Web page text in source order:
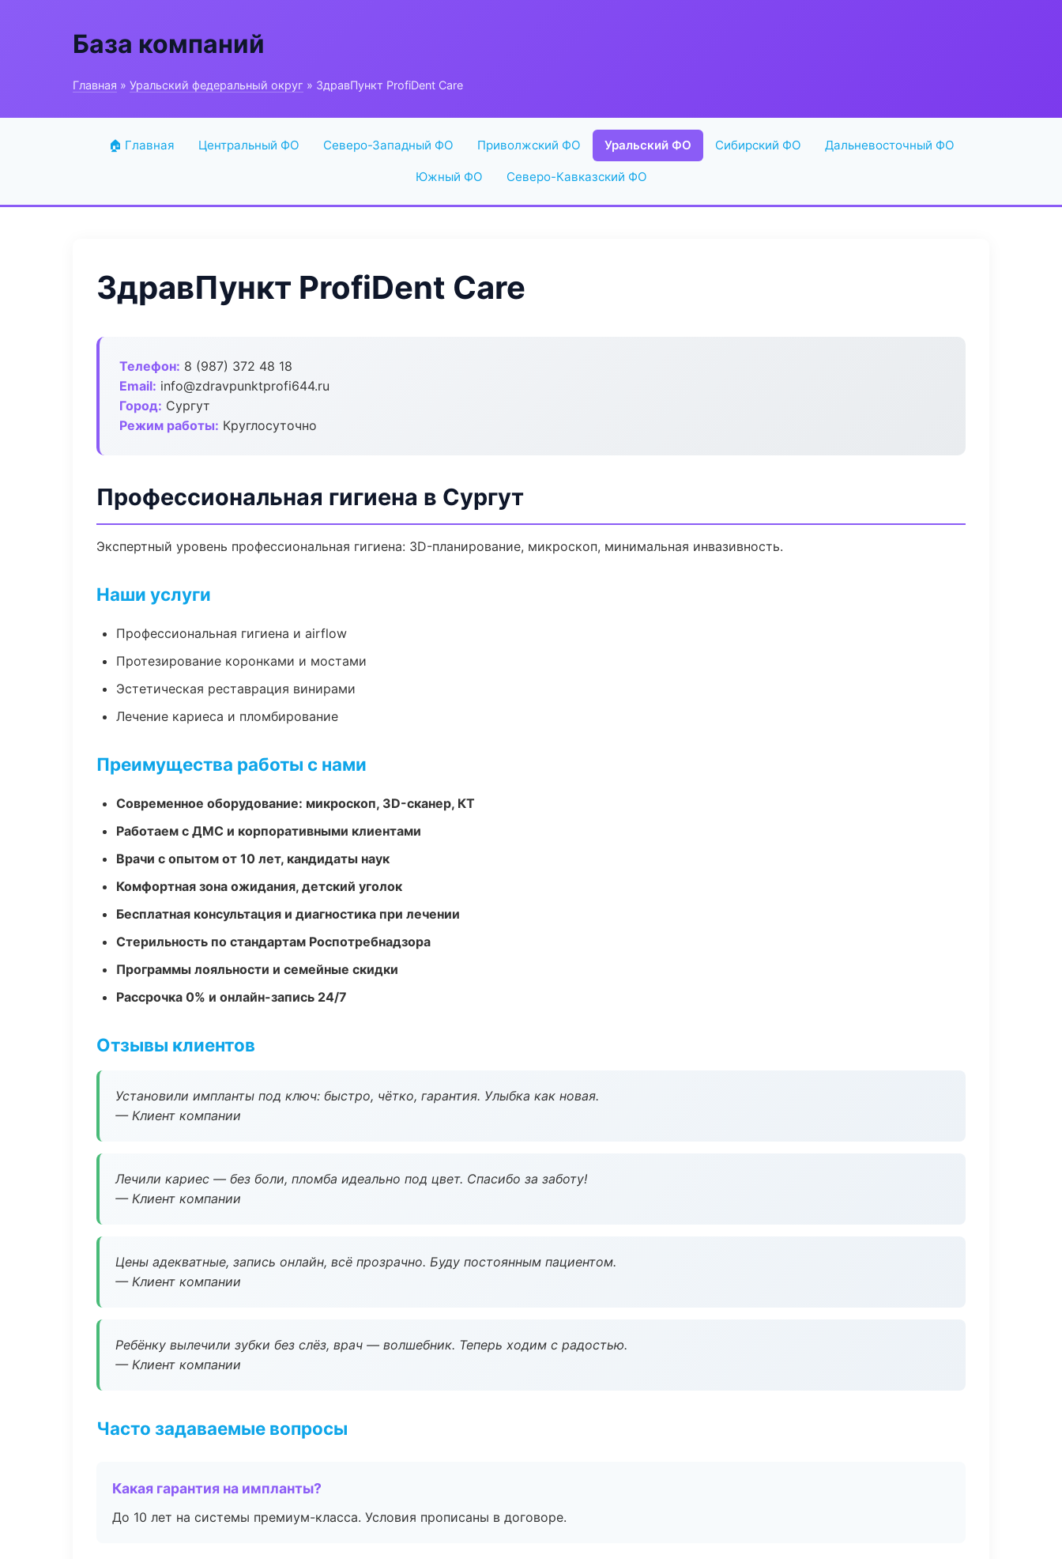
База компаний
Главная » Уральский федеральный округ » ЗдравПункт ProfiDent Care
🏠 Главная Центральный ФО Северо-Западный ФО Приволжский ФО Уральский ФО Сибирский ФО Дальневосточный ФО
Южный ФО Северо-Кавказский ФО
ЗдравПункт ProfiDent Care
Телефон: 8 (987) 372 48 18
Email: info@zdravpunktprofi644.ru
Город: Сургут
Режим работы: Круглосуточно
Профессиональная гигиена в Сургут
Экспертный уровень профессиональная гигиена: 3D-планирование, микроскоп, минимальная инвазивность.
Наши услуги
Профессиональная гигиена и airflow
Протезирование коронками и мостами
Эстетическая реставрация винирами
Лечение кариеса и пломбирование
Преимущества работы с нами
Современное оборудование: микроскоп, 3D-сканер, КТ
Работаем с ДМС и корпоративными клиентами
Врачи с опытом от 10 лет, кандидаты наук
Комфортная зона ожидания, детский уголок
Бесплатная консультация и диагностика при лечении
Стерильность по стандартам Роспотребнадзора
Программы лояльности и семейные скидки
Рассрочка 0% и онлайн-запись 24/7
Отзывы клиентов
Установили импланты под ключ: быстро, чётко, гарантия. Улыбка как новая.
— Клиент компании
Лечили кариес — без боли, пломба идеально под цвет. Спасибо за заботу!
— Клиент компании
Цены адекватные, запись онлайн, всё прозрачно. Буду постоянным пациентом.
— Клиент компании
Ребёнку вылечили зубки без слёз, врач — волшебник. Теперь ходим с радостью.
— Клиент компании
Часто задаваемые вопросы
Какая гарантия на импланты?
До 10 лет на системы премиум-класса. Условия прописаны в договоре.